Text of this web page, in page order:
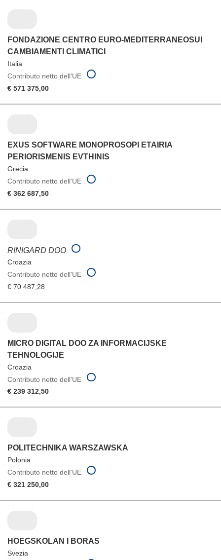
FONDAZIONE CENTRO EURO-MEDITERRANEOSUI
CAMBIAMENTI CLIMATICI
Italia
Contributo netto dell'UE
€ 571 375,00
EXUS SOFTWARE MONOPROSOPI ETAIRIA
PERIORISMENIS EVTHINIS
Grecia
Contributo netto dell'UE
€ 362 687,50
RINIGARD DOO
Croazia
Contributo netto dell'UE
€ 70 487,28
MICRO DIGITAL DOO ZA INFORMACIJSKE
TEHNOLOGIJE
Croazia
Contributo netto dell'UE
€ 239 312,50
POLITECHNIKA WARSZAWSKA
Polonia
Contributo netto dell'UE
€ 321 250,00
HOEGSKOLAN I BORAS
Svezia